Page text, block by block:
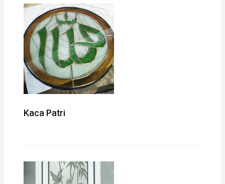
Kaca Patri